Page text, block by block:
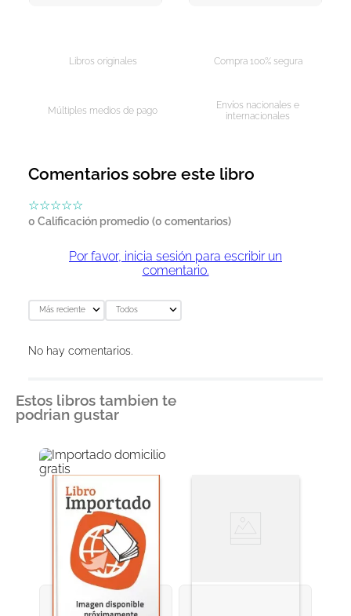
Libros originales Compra 100% segura
Múltiples medios de pago
Envíos nacionales e
internacionales
Comentarios sobre este libro
☆☆☆☆☆
0 Calificación promedio (0 comentarios)
Por favor, inicia sesión para escribir un
comentario.
Más reciente Todos
No hay comentarios.
Estos libros tambien te
podrian gustar